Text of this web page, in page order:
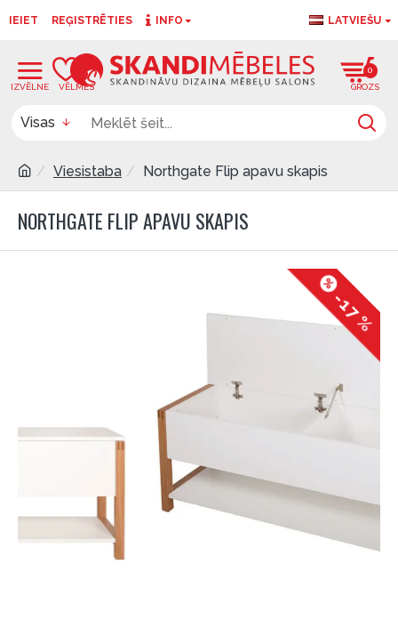
IEIET REĢISTRĒTIES INFO LATVIEŠU
0
Visas
Viesistaba Northgate Flip apavu skapis
NORTHGATE FLIP APAVU SKAPIS
-17 %